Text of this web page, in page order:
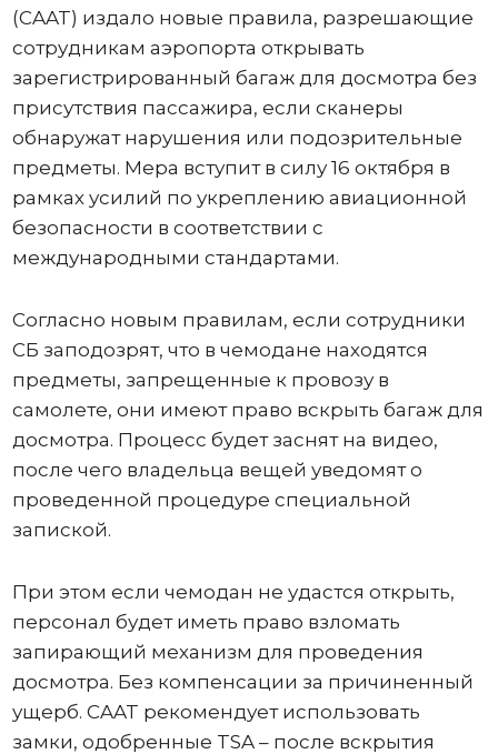
(CAAT) издало новые правила, разрешающие
сотрудникам аэропорта открывать
зарегистрированный багаж для досмотра без
присутствия пассажира, если сканеры
обнаружат нарушения или подозрительные
предметы. Мера вступит в силу 16 октября в
рамках усилий по укреплению авиационной
безопасности в соответствии с
международными стандартами.
Согласно новым правилам, если сотрудники
СБ заподозрят, что в чемодане ​​находятся
предметы, запрещенные к провозу в
самолете, они имеют право вскрыть багаж для
досмотра. Процесс будет заснят на видео,
после чего владельца вещей уведомят о
проведенной процедуре специальной
запиской.
При этом если чемодан не удастся открыть,
персонал будет иметь право взломать
запирающий механизм для проведения
досмотра. Без компенсации за причиненный
ущерб. CAAT рекомендует использовать
замки, одобренные TSA – после вскрытия